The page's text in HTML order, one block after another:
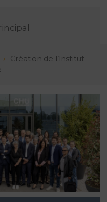
Création de l’Institut